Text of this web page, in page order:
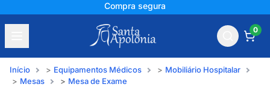
Compra segura
0
Início Equipamentos Médicos
Mobiliário Hospitalar
Mesas
Mesa de Exame